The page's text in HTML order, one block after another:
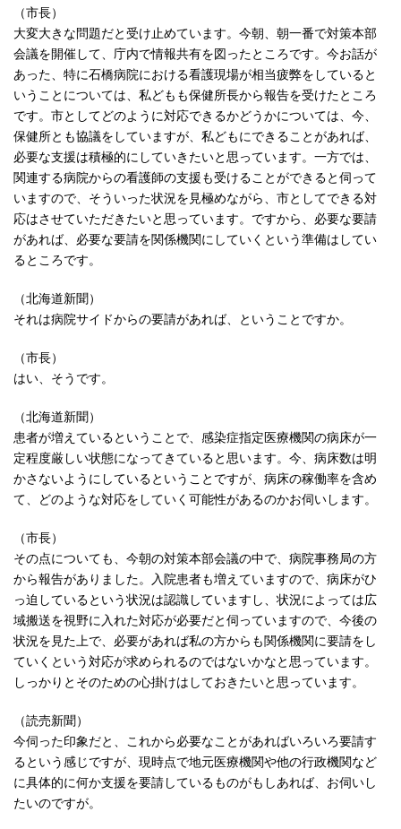
（市長）
大変大きな問題だと受け止めています。今朝、朝一番で対策本部
会議を開催して、庁内で情報共有を図ったところです。今お話が
あった、特に石橋病院における看護現場が相当疲弊をしていると
いうことについては、私どもも保健所長から報告を受けたところ
です。市としてどのように対応できるかどうかについては、今、
保健所とも協議をしていますが、私どもにできることがあれば、
必要な支援は積極的にしていきたいと思っています。一方では、
関連する病院からの看護師の支援も受けることができると伺って
いますので、そういった状況を見極めながら、市としてできる対
応はさせていただきたいと思っています。ですから、必要な要請
があれば、必要な要請を関係機関にしていくという準備はしてい
るところです。
（北海道新聞）
それは病院サイドからの要請があれば、ということですか。
（市長）
はい、そうです。
（北海道新聞）
患者が増えているということで、感染症指定医療機関の病床が一
定程度厳しい状態になってきていると思います。今、病床数は明
かさないようにしているということですが、病床の稼働率を含め
て、どのような対応をしていく可能性があるのかお伺いします。
（市長）
その点についても、今朝の対策本部会議の中で、病院事務局の方
から報告がありました。入院患者も増えていますので、病床がひ
っ迫しているという状況は認識していますし、状況によっては広
域搬送を視野に入れた対応が必要だと伺っていますので、今後の
状況を見た上で、必要があれば私の方からも関係機関に要請をし
ていくという対応が求められるのではないかなと思っています。
しっかりとそのための心掛けはしておきたいと思っています。
（読売新聞）
今伺った印象だと、これから必要なことがあればいろいろ要請す
るという感じですが、現時点で地元医療機関や他の行政機関など
に具体的に何か支援を要請しているものがもしあれば、お伺いし
たいのですが。